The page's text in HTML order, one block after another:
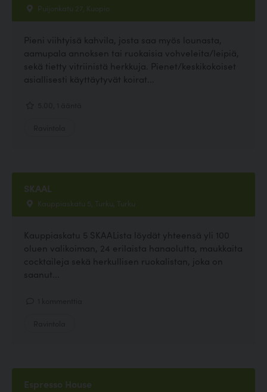
Puijonkatu 27, Kuopio
Pieni viihtyisä kahvila, josta saa myös lounasta,
aamupala annoksen tai ruokaisia vohveleita/leipiä,
sekä tietty vitriinistä herkkuja. Pienet/keskikokoiset
asiallisesti käyttäytyvät koirat...
SKAAL
Kauppiaskatu 5, Turku, Turku
Kauppiaskatu 5 SKAALista löydät yhteensä yli 100
oluen valikoiman, 24 erilaista hanaolutta, maukkaita
cocktaileja sekä herkullisen ruokalistan, joka on
saanut...
Espresso House